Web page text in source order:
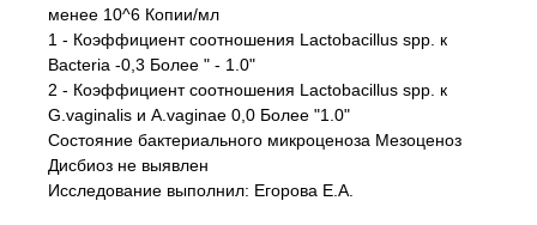
менее 10^6 Копии/мл
1 - Коэффициент соотношения Lactobacillus spp. к
Bacteria -0,3 Более " - 1.0"
2 - Коэффициент соотношения Lactobacillus spp. к
G.vaginalis и A.vaginae 0,0 Более "1.0"
Состояние бактериального микроценоза Мезоценоз
Дисбиоз не выявлен
Исследование выполнил: Егорова Е.А.